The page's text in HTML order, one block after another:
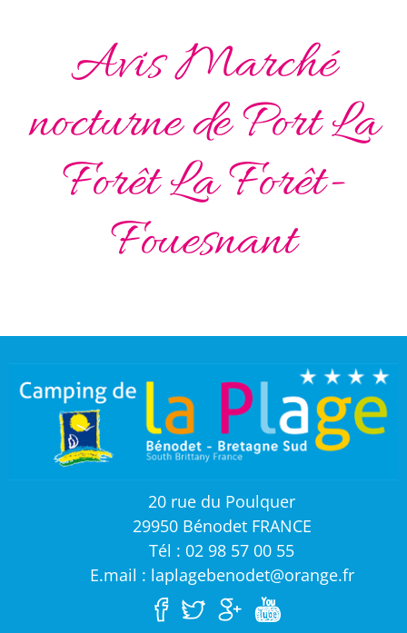
Avis Marché
nocturne de Port La
Forêt La Forêt-
Fouesnant
20 rue du Poulquer
29950 Bénodet FRANCE
Tél : 02 98 57 00 55
E.mail : laplagebenodet@orange.fr